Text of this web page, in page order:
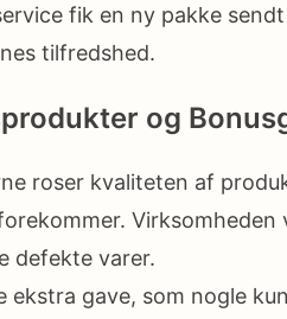
fik en ny pakke
tilfredshed.
og
roser kvaliteten af
defekte varer.
ekstra gave, som nogle